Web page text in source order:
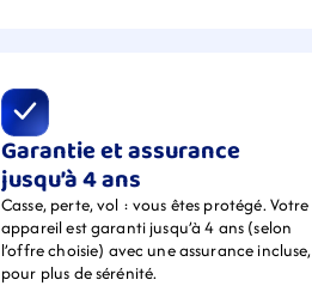
Garantie et assurance
jusqu’à 4 ans
Casse, perte, vol : vous êtes protégé. Votre
appareil est garanti jusqu’à 4 ans (selon
l’offre choisie) avec une assurance incluse,
pour plus de sérénité.